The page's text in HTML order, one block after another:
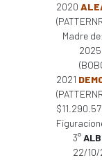
2020
Madre de:
2025
2021
3°
22/10/